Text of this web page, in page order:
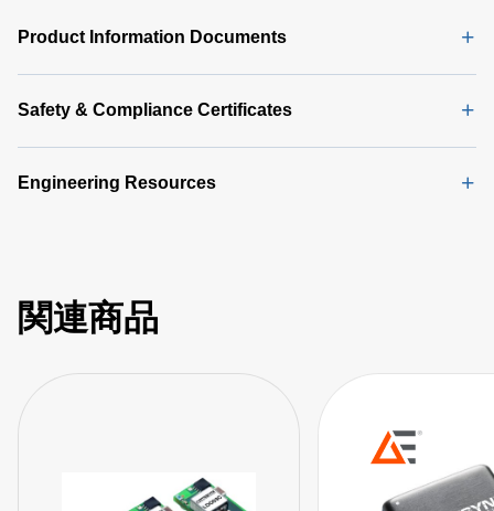
Product Information Documents
Safety & Compliance Certificates
Engineering Resources
関連商品